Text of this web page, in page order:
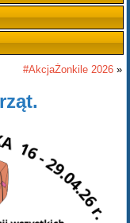
#AkcjaŻonkile 2026»